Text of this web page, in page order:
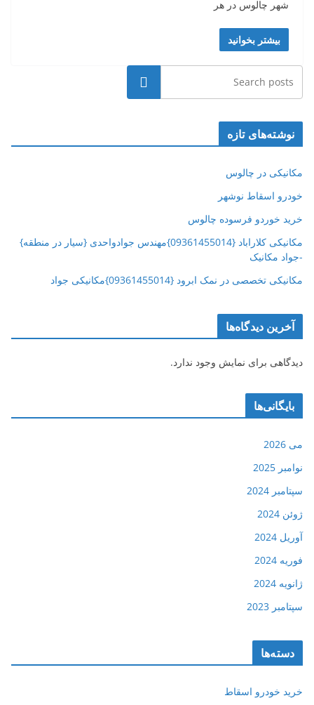
شهر چالوس در هر
بیشتر بخوانید
جستجو
نوشته‌های تازه
مکانیکی در چالوس
خودرو اسقاط نوشهر
خرید خوردو فرسوده چالوس
مکانیکی کلاراباد {09361455014}مهندس جوادواحدی {سیار در منطقه}
-جواد مکانیک
مکانیکی تخصصی در نمک ابرود {09361455014}مکانیکی جواد
آخرین دیدگاه‌ها
دیدگاهی برای نمایش وجود ندارد.
بایگانی‌ها
می 2026
نوامبر 2025
سپتامبر 2024
ژوئن 2024
آوریل 2024
فوریه 2024
ژانویه 2024
سپتامبر 2023
دسته‌ها
خرید خودرو اسقاط